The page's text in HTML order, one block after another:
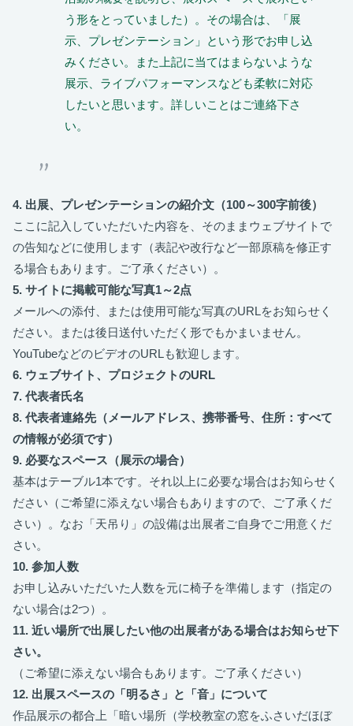
う形をとっていました）。その場合は、「展
示、プレゼンテーション」という形でお申し込
みください。また上記に当てはまらないような
展示、ライブパフォーマンスなども柔軟に対応
したいと思います。詳しいことはご連絡下さ
い。
4. 出展、プレゼンテーションの紹介文（100～300字前後）
ここに記入していただいた内容を、そのままウェブサイトで
の告知などに使用します（表記や改行など一部原稿を修正す
る場合もあります。ご了承ください）。
5. サイトに掲載可能な写真1～2点
メールへの添付、または使用可能な写真のURLをお知らせく
ださい。または後日送付いただく形でもかまいません。
YouTubeなどのビデオのURLも歓迎します。
6. ウェブサイト、プロジェクトのURL
7. 代表者氏名
8. 代表者連絡先（メールアドレス、携帯番号、住所：すべて
の情報が必須です）
9. 必要なスペース（展示の場合）
基本はテーブル1本です。それ以上に必要な場合はお知らせく
ださい（ご希望に添えない場合もありますので、ご了承くだ
さい）。なお「天吊り」の設備は出展者ご自身でご用意くだ
さい。
10. 参加人数
お申し込みいただいた人数を元に椅子を準備します（指定の
ない場合は2つ）。
11. 近い場所で出展したい他の出展者がある場合はお知らせ下
さい。
（ご希望に添えない場合もあります。ご了承ください）
12. 出展スペースの「明るさ」と「音」について
作品展示の都合上「暗い場所（学校教室の窓をふさいだほぼ